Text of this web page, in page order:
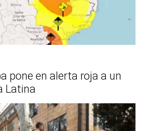
pone en alerta roja a un
Latina